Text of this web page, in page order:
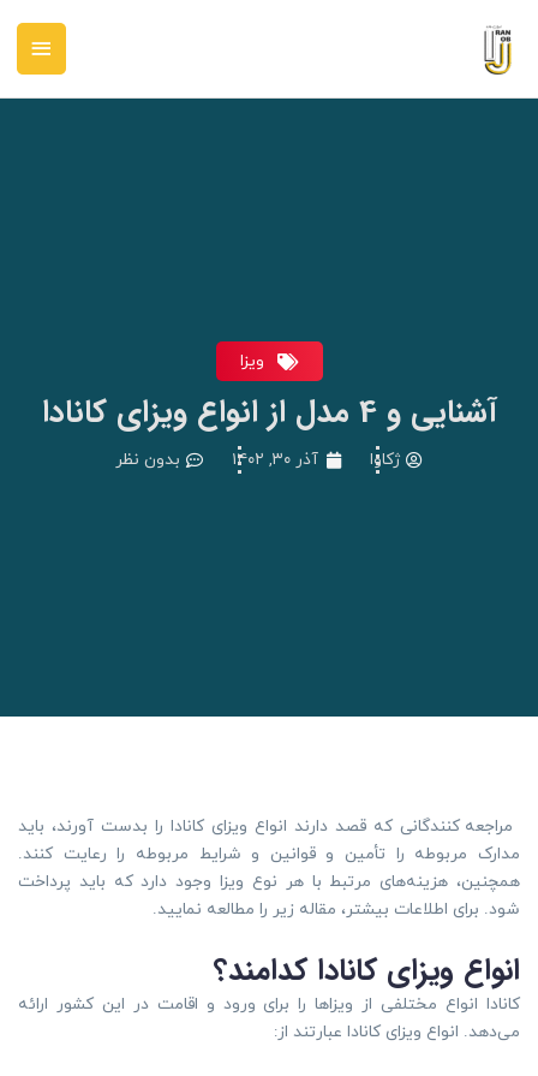
محتوا
ویزا
آشنایی و 4 مدل از انواع ویزای کانادا
ژکاوا آذر ۳۰, ۱۴۰۲ بدون نظر
مراجعه کنندگانی که قصد دارند انواع ویزای کانادا را بدست آورند، باید
مدارک مربوطه را تأمین و قوانین و شرایط مربوطه را رعایت کنند.
همچنین، هزینه‌های مرتبط با هر نوع ویزا وجود دارد که باید پرداخت
شود. برای اطلاعات بیشتر، مقاله زیر را مطالعه نمایید.
انواع ویزای کانادا کدامند؟
کانادا انواع مختلفی از ویزاها را برای ورود و اقامت در این کشور ارائه
می‌دهد. انواع ویزای کانادا عبارتند از: